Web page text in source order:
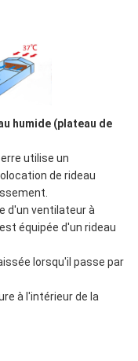
humide (plateau de
utilise un
de rideau
d'un ventilateur à
équipée d'un rideau
lorsqu'il passe par
à l'intérieur de la